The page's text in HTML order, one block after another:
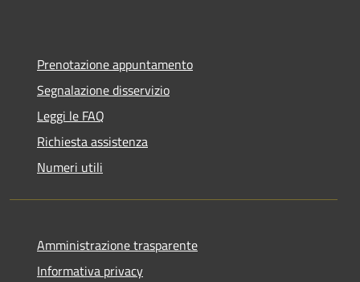
Prenotazione appuntamento
Segnalazione disservizio
Leggi le FAQ
Richiesta assistenza
Numeri utili
Amministrazione trasparente
Informativa privacy